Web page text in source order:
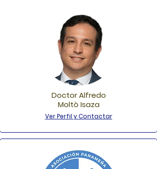
Doctor Alfredo
Moltò Isaza
Ver Perfil y Contactar